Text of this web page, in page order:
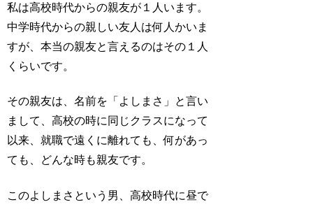
私は高校時代からの親友が１人います。
中学時代からの親しい友人は何人かいま
すが、本当の親友と言えるのはその１人
くらいです。
その親友は、名前を「よしまさ」と言い
まして、高校の時に同じクラスになって
以来、就職で遠くに離れても、何があっ
ても、どんな時も親友です。
このよしまさという男、高校時代に昼で